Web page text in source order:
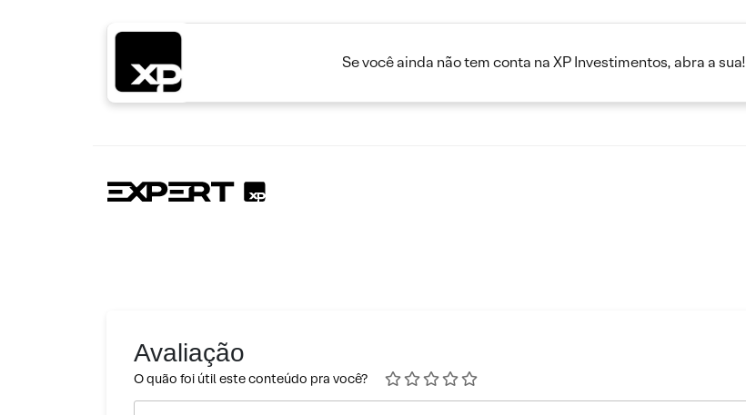
Se você ainda não tem conta na XP Investimentos, abra a sua!
Avaliação
O quão foi útil este conteúdo pra você?